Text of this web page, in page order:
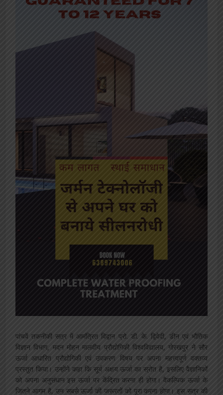
पांचवें तकनीकी सत्र में आमंत्रित विद्वान प्रो. डी. के. द्विवेदी, डीन एवं भौतिक
विज्ञान विभाग, मदन मोहन मालवीय प्रौद्योगिकी विश्वविद्यालय, गोरखपुर ने सौर
ऊर्जा आधारित प्रौद्योगिकी एवं उपकरण विषय पर अपना महत्त्वपूर्ण वक्तव्य
प्रस्तुत किया। उन्होंने कहा कि सूर्य अक्षय ऊर्जा का स्रोत है, इसलिए वैज्ञानिकों
को अपना अनुसंधान इस ऊर्जा पर केंद्रित करना ही होगा। वैकल्पिक ऊर्जा के
जितने आगम है, उन सबसे ऊर्जा की जरूरतों को पूरा करना होगा। इस सत्र की